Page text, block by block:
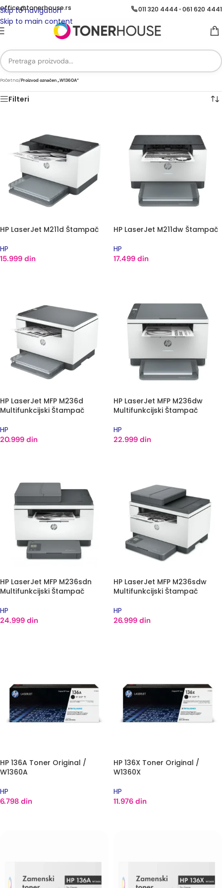
Skip to navigation
Skip to main content
office@tonerhouse.rs 011 320 4444 •061 620 4441
Početna/Proizvod označen „W1360A“
Filteri
HP LaserJet M211d Štampač
HP
15.999 din
HP LaserJet M211dw Štampač
HP
17.499 din
HP LaserJet MFP M236d
Multifunkcijski Štampač
HP
20.999 din
HP LaserJet MFP M236dw
Multifunkcijski Štampač
HP
22.999 din
HP LaserJet MFP M236sdn
Multifunkcijski Štampač
HP
24.999 din
HP LaserJet MFP M236sdw
Multifunkcijski Štampač
HP
26.999 din
HP 136A Toner Original /
W1360A
HP
6.798 din
HP 136X Toner Original /
W1360X
HP
11.976 din